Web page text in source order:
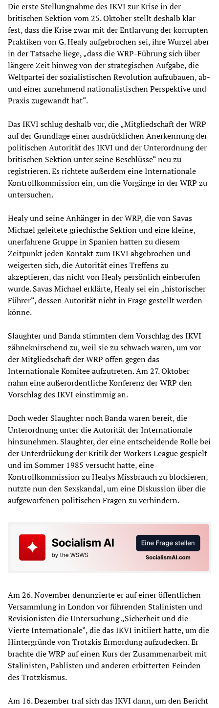
Die erste Stellungnahme des IKVI zur Krise in der
britischen Sektion vom 25. Oktober stellt deshalb klar
fest, dass die Krise zwar mit der Entlarvung der korrupten
Praktiken von G. Healy aufgebrochen sei, ihre Wurzel aber
in der Tatsache liege, „dass die WRP-Führung sich über
längere Zeit hinweg von der strategischen Aufgabe, die
Weltpartei der sozialistischen Revolution aufzubauen, ab-
und einer zunehmend nationalistischen Perspektive und
Praxis zugewandt hat“.
Das IKVI schlug deshalb vor, die „Mitgliedschaft der WRP
auf der Grundlage einer ausdrücklichen Anerkennung der
politischen Autorität des IKVI und der Unterordnung der
britischen Sektion unter seine Beschlüsse“ neu zu
registrieren. Es richtete außerdem eine Internationale
Kontrollkommission ein, um die Vorgänge in der WRP zu
untersuchen.
Healy und seine Anhänger in der WRP, die von Savas
Michael geleitete griechische Sektion und eine kleine,
unerfahrene Gruppe in Spanien hatten zu diesem
Zeitpunkt jeden Kontakt zum IKVI abgebrochen und
weigerten sich, die Autorität eines Treffens zu
akzeptieren, das nicht von Healy persönlich einberufen
wurde. Savas Michael erklärte, Healy sei ein „historischer
Führer“, dessen Autorität nicht in Frage gestellt werden
könne.
Slaughter und Banda stimmten dem Vorschlag des IKVI
zähneknirschend zu, weil sie zu schwach waren, um vor
der Mitgliedschaft der WRP offen gegen das
Internationale Komitee aufzutreten. Am 27. Oktober
nahm eine außerordentliche Konferenz der WRP den
Vorschlag des IKVI einstimmig an.
Doch weder Slaughter noch Banda waren bereit, die
Unterordnung unter die Autorität der Internationale
hinzunehmen. Slaughter, der eine entscheidende Rolle bei
der Unterdrückung der Kritik der Workers League gespielt
und im Sommer 1985 versucht hatte, eine
Kontrollkommission zu Healys Missbrauch zu blockieren,
nutzte nun den Sexskandal, um eine Diskussion über die
aufgeworfenen politischen Fragen zu verhindern.
Am 26. November denunzierte er auf einer öffentlichen
Versammlung in London vor führenden Stalinisten und
Revisionisten die Untersuchung „Sicherheit und die
Vierte Internationale“, die das IKVI initiiert hatte, um die
Hintergründe von Trotzkis Ermordung aufzudecken. Er
brachte die WRP auf einen Kurs der Zusammenarbeit mit
Stalinisten, Pablisten und anderen erbitterten Feinden
des Trotzkismus.
Am 16. Dezember traf sich das IKVI dann, um den Bericht